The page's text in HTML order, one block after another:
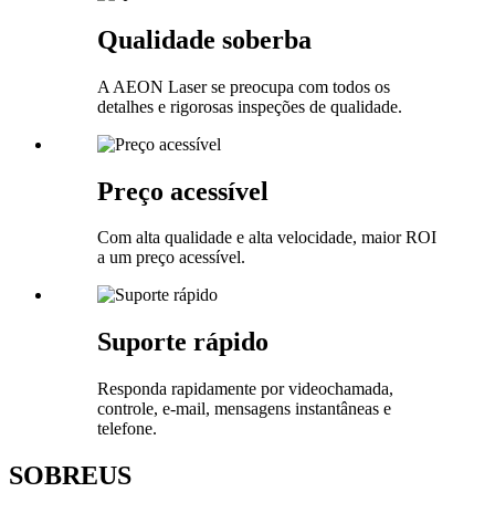
Qualidade soberba
A AEON Laser se preocupa com todos os
detalhes e rigorosas inspeções de qualidade.
Preço acessível
Com alta qualidade e alta velocidade, maior ROI
a um preço acessível.
Suporte rápido
Responda rapidamente por videochamada,
controle, e-mail, mensagens instantâneas e
telefone.
SOBREUS